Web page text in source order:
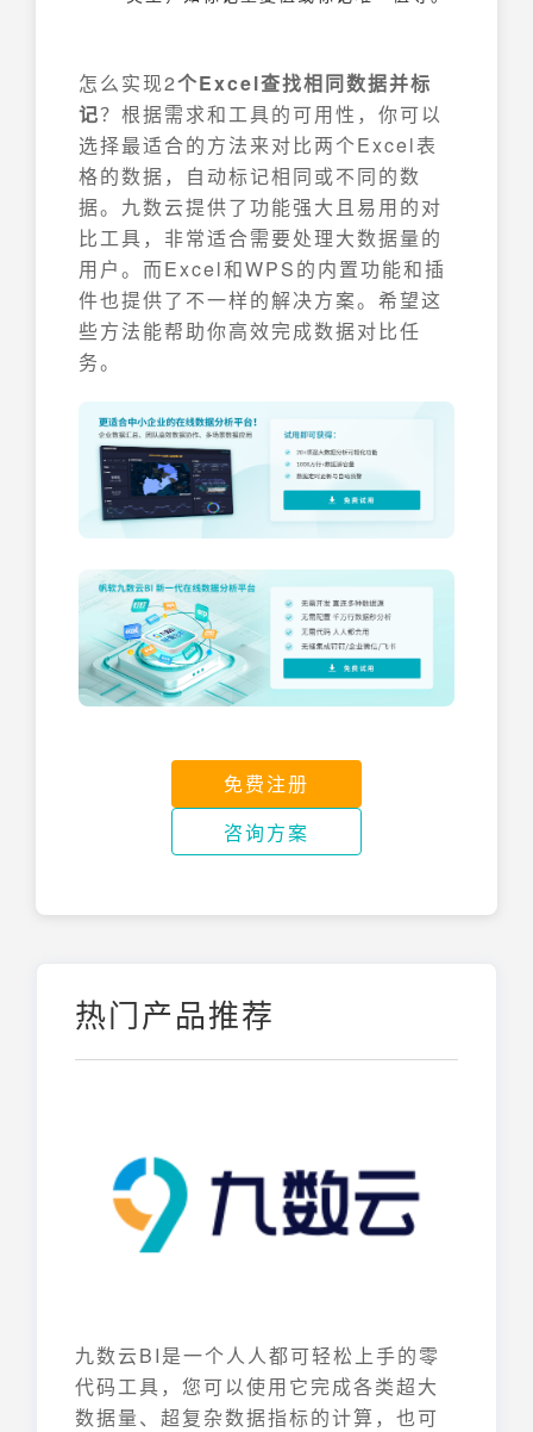
怎么实现2个Excel查找相同数据并标
记？根据需求和工具的可用性，你可以
选择最适合的方法来对比两个Excel表
格的数据，自动标记相同或不同的数
据。九数云提供了功能强大且易用的对
比工具，非常适合需要处理大数据量的
用户。而Excel和WPS的内置功能和插
件也提供了不一样的解决方案。希望这
些方法能帮助你高效完成数据对比任
务。
免费注册
咨询方案
热门产品推荐
九数云BI是一个人人都可轻松上手的零
代码工具，您可以使用它完成各类超大
数据量、超复杂数据指标的计算，也可